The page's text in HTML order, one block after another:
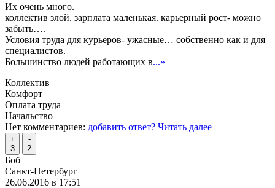
Их очень много.
коллектив злой. зарплата маленькая. карьерный рост- можно
забыть….
Условия труда для курьеров- ужасные… собственно как и для
специалистов.
Большинство людей работающих в...»
Коллектив
Комфорт
Оплата труда
Начальство
Нет комментариев: добавить ответ? Читать далее
+
3
-
2
Боб
Санкт-Петербург
26.06.2016 в 17:51